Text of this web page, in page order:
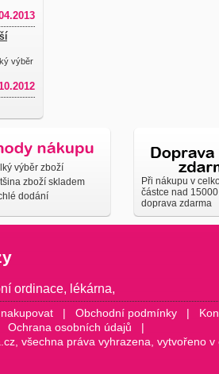
výběr
výběr zboží
zboží skladem
dodání
Při nákupu v
částce nad
doprava zdarma
ordinace, lékárna,
| Obchodní podmínky |
Ochrana osobních údajů |
všechna práva vyhrazena, vytvořeno v